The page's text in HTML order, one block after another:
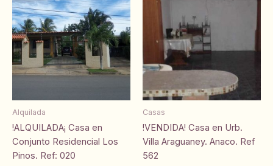
Alquilada
!ALQUILADA¡ Casa en
Conjunto Residencial Los
Pinos. Ref: 020
Casas
!VENDIDA! Casa en Urb.
Villa Araguaney. Anaco. Ref
562